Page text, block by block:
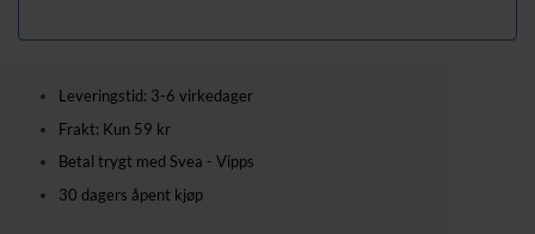
Leveringstid: 3-6 virkedager
Frakt: Kun 59 kr
Betal trygt med Svea - Vipps
30 dagers åpent kjøp